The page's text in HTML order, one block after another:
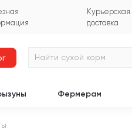
Курьерская
доставка
Фермерам